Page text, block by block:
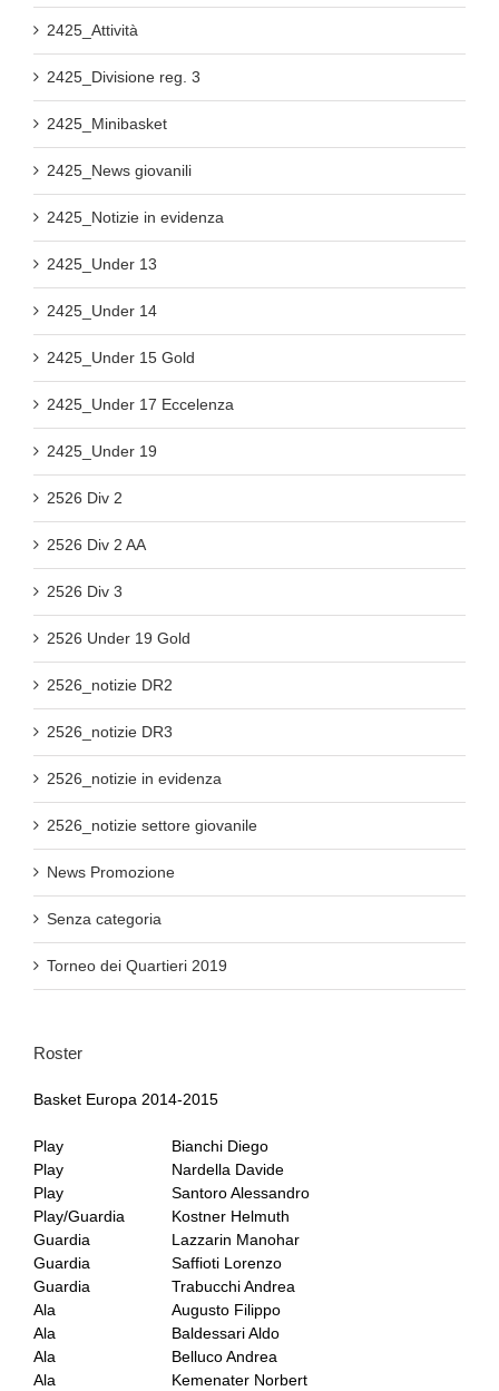
2425_Attività
2425_Divisione reg. 3
2425_Minibasket
2425_News giovanili
2425_Notizie in evidenza
2425_Under 13
2425_Under 14
2425_Under 15 Gold
2425_Under 17 Eccelenza
2425_Under 19
2526 Div 2
2526 Div 2 AA
2526 Div 3
2526 Under 19 Gold
2526_notizie DR2
2526_notizie DR3
2526_notizie in evidenza
2526_notizie settore giovanile
News Promozione
Senza categoria
Torneo dei Quartieri 2019
Roster
Basket Europa 2014-2015
Play
Bianchi Diego
Play
Nardella Davide
Play
Santoro Alessandro
Play/Guardia
Kostner Helmuth
Guardia
Lazzarin Manohar
Guardia
Saffioti Lorenzo
Guardia
Trabucchi Andrea
Ala
Augusto Filippo
Ala
Baldessari Aldo
Ala
Belluco Andrea
Ala
Kemenater Norbert